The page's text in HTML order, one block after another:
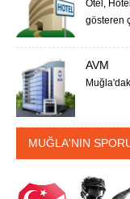
Otel,
gösteren
AVM
MUĞLA'NIN